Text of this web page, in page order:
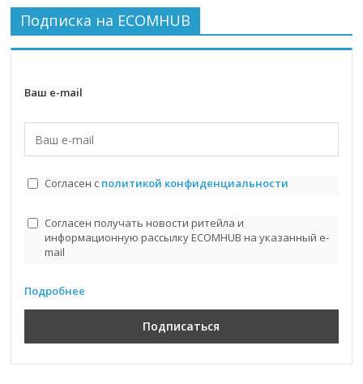
Подписка на ECOMHUB
Ваш e-mail
Согласен с политикой конфиденциальности
Согласен получать новости ритейла и
информационную рассылку ECOMHUB на указанный e-
mail
Подробнее